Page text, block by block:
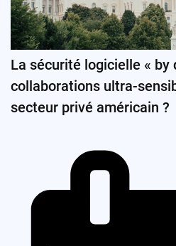
La sécurité logicielle « by
collaborations ultra-
secteur privé américain ?